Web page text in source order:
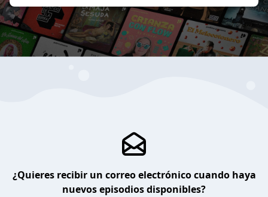
¿Quieres recibir un correo electrónico cuando haya
nuevos episodios disponibles?